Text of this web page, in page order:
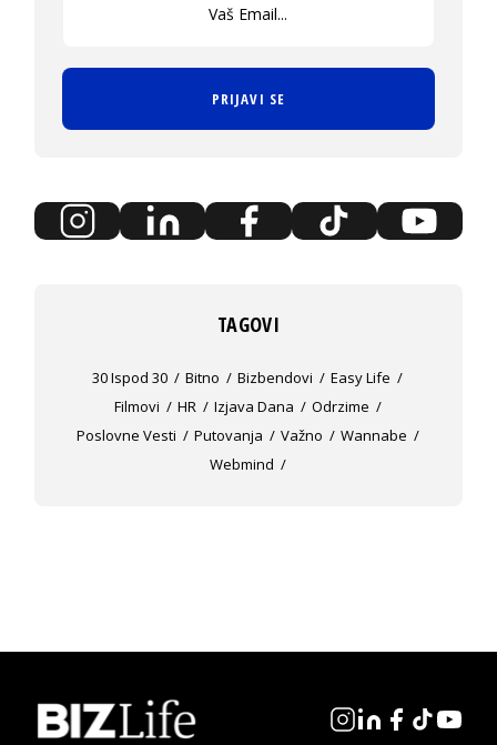
PRIJAVI SE
TAGOVI
30 Ispod 30 Bitno Bizbendovi
Easy Life
Filmovi
HR Izjava Dana
Odrzime
Poslovne Vesti
Putovanja Važno
Wannabe
Webmind